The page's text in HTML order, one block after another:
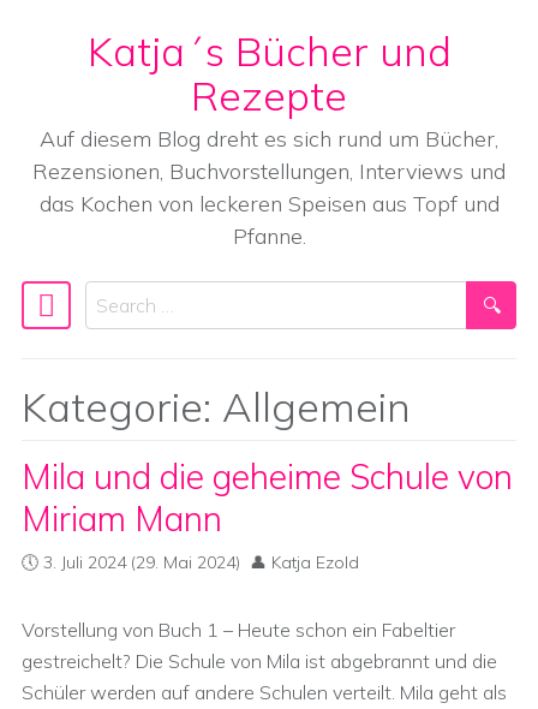
Skip to content
Katja´s Bücher und
Rezepte
Auf diesem Blog dreht es sich rund um Bücher,
Rezensionen, Buchvorstellungen, Interviews und
das Kochen von leckeren Speisen aus Topf und
Pfanne.
Main Navigation
Search
Kategorie: Allgemein
Mila und die geheime Schule von
Miriam Mann
3. Juli 2024(29. Mai 2024) Katja Ezold
Vorstellung von Buch 1 – Heute schon ein Fabeltier
gestreichelt? Die Schule von Mila ist abgebrannt und die
Schüler werden auf andere Schulen verteilt. Mila geht als